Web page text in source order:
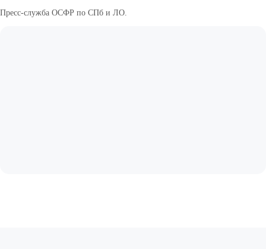
Пресс-служба ОСФР по СПб и ЛО.